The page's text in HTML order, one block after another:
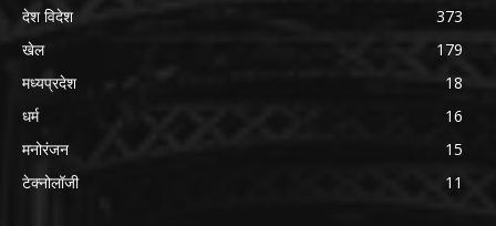
देश विदेश
373
खेल
179
मध्यप्रदेश
18
धर्म
16
मनोरंजन
15
टेक्नोलॉजी
11